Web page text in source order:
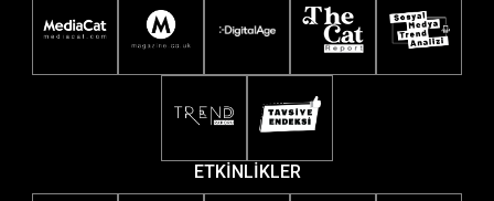
ETKİNLİKLER